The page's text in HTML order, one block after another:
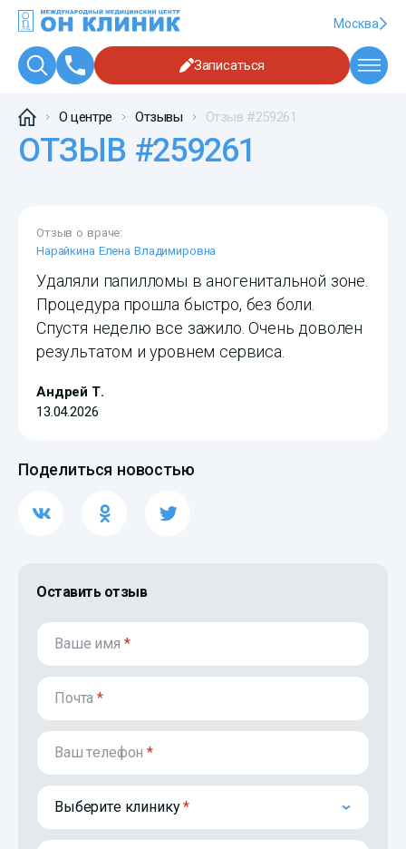
Москва
Записаться
О центре Отзывы Отзыв #259261
ОТЗЫВ #259261
Отзыв о враче:
Нарайкина Елена Владимировна
Удаляли папилломы в аногенитальной зоне.
Процедура прошла быстро, без боли.
Спустя неделю все зажило. Очень доволен
результатом и уровнем сервиса.
Андрей Т.
13.04.2026
Поделиться новостью
Оставить отзыв
Ваше имя *
Почта*
Ваш телефон*
Выберите клинику